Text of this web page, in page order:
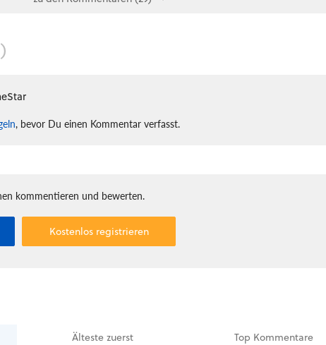
, bevor Du einen Kommentar verfasst.
kommentieren und bewerten.
Kostenlos registrieren
Ältestezuerst Top Kommentare